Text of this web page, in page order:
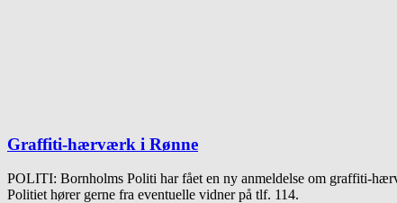
Graffiti-hærværk i Rønne
POLITI: Bornholms Politi har fået en ny anmeldelse om graffiti-
Politiet hører gerne fra eventuelle vidner på tlf. 114.